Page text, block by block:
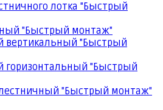
лотка "Быстрый
"Быстрый монтаж"
вертикальный "Быстрый
горизонтальный "Быстрый
"Быстрый монтаж"